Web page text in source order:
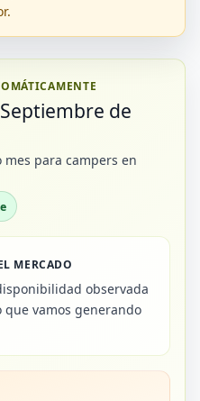
Septiembre de
para campers en
MERCADO
observada
vamos generando